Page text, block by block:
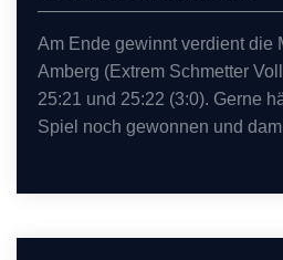
Am Ende gewinnt verdient die
Amberg (Extrem Schmetter
25:21 und 25:22 (3:0). Gerne
Spiel noch gewonnen und